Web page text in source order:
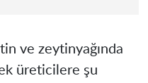
ve zeytinyağında
üreticilere şu